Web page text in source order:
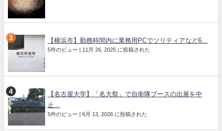
【横浜市】勤務時間内に業務用PCでソリティアなど6...
5件のビュー | 11月 26, 2025 に投稿された
【名古屋大学】「名大祭」で自衛隊ブースの出展を中
止...
5件のビュー | 6月 13, 2026 に投稿された